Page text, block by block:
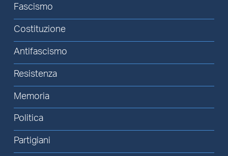
Fascismo
Costituzione
Antifascismo
Resistenza
Memoria
Politica
Partigiani